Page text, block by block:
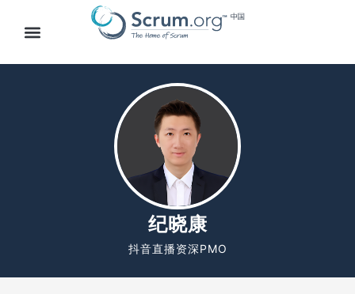
纪晓康
抖音直播资深PMO